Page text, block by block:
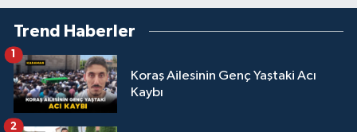
Trend Haberler
Koraş Ailesinin Genç Yaştaki Acı
Kaybı
1
2